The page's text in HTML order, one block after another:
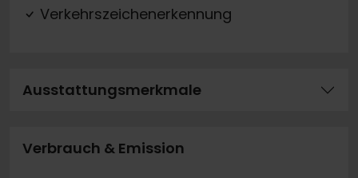
Verkehrszeichenerkennung
Ausstattungsmerkmale
Verbrauch & Emission